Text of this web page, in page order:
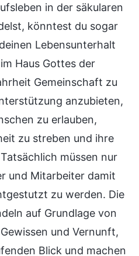
in der säkularen
könntest du sogar
Lebensunterhalt
Haus Gottes der
Gemeinschaft zu
anzubieten,
zu erlauben,
zu streben und ihre
müssen nur
und Mitarbeiter damit
zu werden. Die
auf Grundlage von
und Vernunft,
Blick und machen